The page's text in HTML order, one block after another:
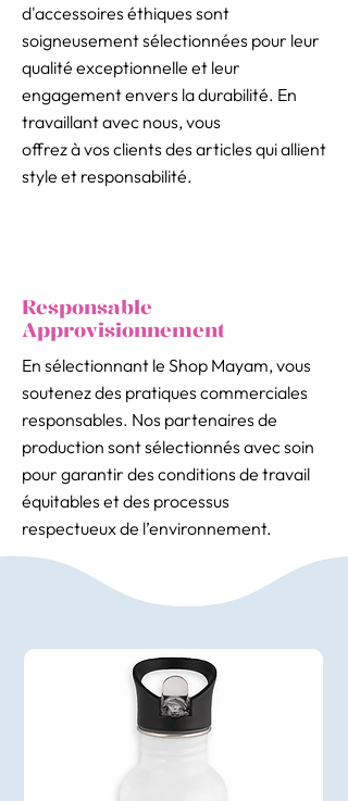
d'accessoires éthiques sont
soigneusement sélectionnées pour leur
qualité exceptionnelle et leur
engagement envers la durabilité. En
travaillant avec nous, vous
offrez à vos clients des articles qui allient
style et responsabilité.
Responsable
Approvisionnement
En sélectionnant le Shop Mayam, vous
soutenez des pratiques commerciales
responsables. Nos partenaires de
production sont sélectionnés avec soin
pour garantir des conditions de travail
équitables et des processus
respectueux de l’environnement.